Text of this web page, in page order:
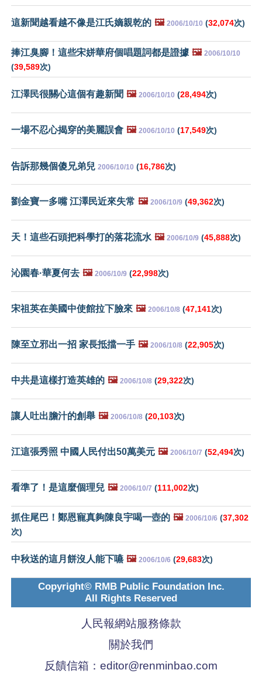
這新聞越看越不像是江氏嫡親乾的 🖼️ 2006/10/10 (32,074次)
捧江臭腳！這些宋姘華府個唱題詞都是證據 🖼️ 2006/10/10
(39,589次)
江澤民很關心這個有趣新聞 🖼️ 2006/10/10 (28,494次)
一場不忍心揭穿的美麗誤會 🖼️ 2006/10/10 (17,549次)
告訴那幾個傻兄弟兒 2006/10/10 (16,786次)
劉金寶一多嘴 江澤民近來失常 🖼️ 2006/10/9 (49,362次)
天！這些石頭把科學打的落花流水 🖼️ 2006/10/9 (45,888次)
沁園春·華夏何去 🖼️ 2006/10/9 (22,998次)
宋祖英在美國中使館拉下臉來 🖼️ 2006/10/8 (47,141次)
陳至立邪出一招 家長抵擋一手 🖼️ 2006/10/8 (22,905次)
中共是這樣打造英雄的 🖼️ 2006/10/8 (29,322次)
讓人吐出膽汁的創舉 🖼️ 2006/10/8 (20,103次)
江這張秀照 中國人民付出50萬美元 🖼️ 2006/10/7 (52,494次)
看準了！是這麼個理兒 🖼️ 2006/10/7 (111,002次)
抓住尾巴！鄭恩寵真夠陳良宇喝一壺的 🖼️ 2006/10/6 (37,302
次)
中秋送的這月餅沒人能下嚥 🖼️ 2006/10/6 (29,683次)
Copyright© RMB Public Foundation Inc.
All Rights Reserved
人民報網站服務條款
關於我們
反饋信箱： editor@renminbao.com